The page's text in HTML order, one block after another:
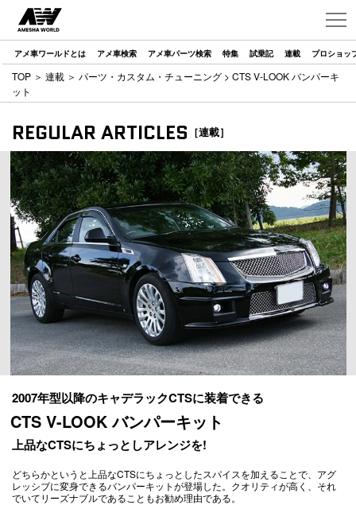
アメ車ワールドとは アメ車検索 アメ車パーツ検索 特集 試乗記 連載 プロショッ
TOP ＞ 連載 ＞ パーツ・カスタム・チューニング > CTS V-LOOK バンパーキ
ット
REGULAR ARTICLES ［連載］
2007年型以降のキャデラックCTSに装着できる
CTS V-LOOK バンパーキット
上品なCTSにちょっとしアレンジを!
どちらかというと上品なCTSにちょっとしたスパイスを加えることで、アグ
レッシブに変身できるバンパーキットが登場した。クオリティが高く、それ
でいてリーズナブルであることもお勧め理由である。